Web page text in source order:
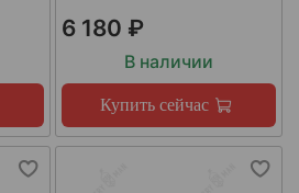
6 180 ₽
В наличии
Купить сейчас